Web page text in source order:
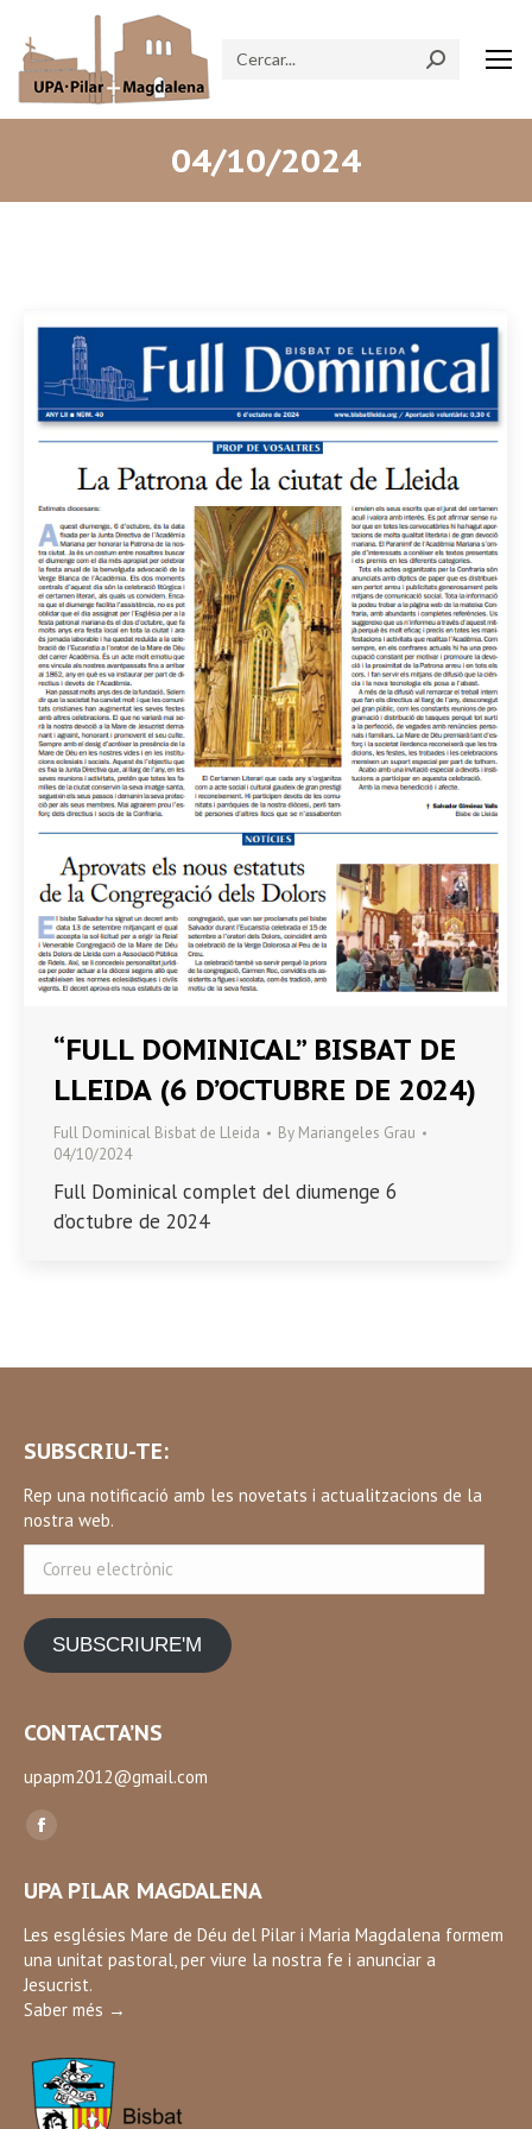
Search:
04/10/2024
“FULL DOMINICAL” BISBAT DE
LLEIDA (6 D’OCTUBRE DE 2024)
Full Dominical Bisbat de Lleida By Mariangeles Grau
04/10/2024
Full Dominical complet del diumenge 6
d’octubre de 2024
SUBSCRIU-TE:
Rep una notificació amb les novetats i actualitzacions de la
nostra web.
electrònic
SUBSCRIURE'M
CONTACTA’NS
upapm2012@gmail.com
Find us on:
Facebook
opens
in
new
window
UPA PILAR MAGDALENA
Les esglésies Mare de Déu del Pilar i Maria Magdalena formem
una unitat pastoral, per viure la nostra fe i anunciar a
Jesucrist.
Saber més →